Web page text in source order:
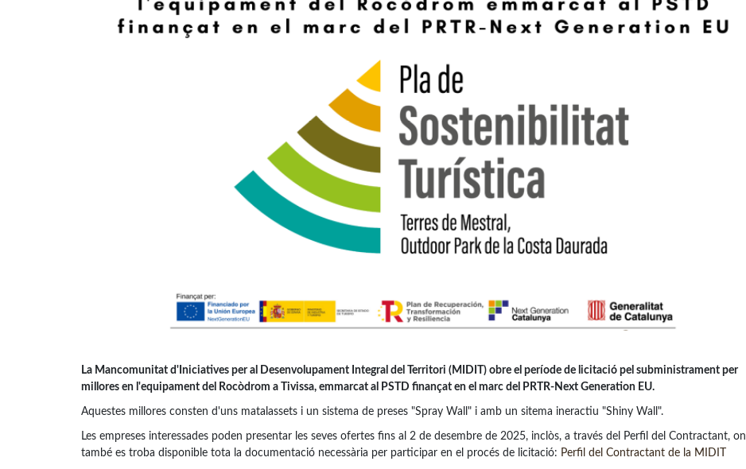
La Mancomunitat d'Iniciatives per al Desenvolupament Integral del Territori (MIDIT) obre el període de licitació pel subministrament per
millores en l'equipament del Rocòdrom a Tivissa, emmarcat al PSTD finançat en el marc del PRTR-Next Generation EU.
Aquestes millores consten d'uns matalassets i un sistema de preses "Spray Wall" i amb un sitema ineractiu "Shiny Wall".
Les empreses interessades poden presentar les seves ofertes fins al 2 de desembre de 2025, inclòs, a través del Perfil del Contractant, on
també es troba disponible tota la documentació necessària per participar en el procés de licitació: Perfil del Contractant de la MIDIT